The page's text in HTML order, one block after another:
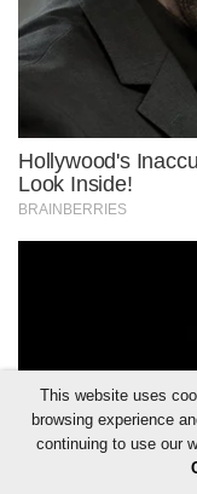
This website uses
browsing experience
continuing to use our